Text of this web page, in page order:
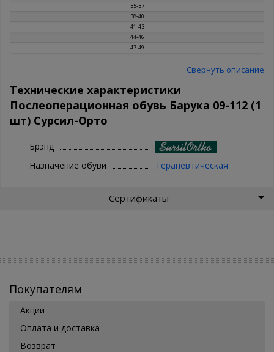
35-37
38-40
41-43
44-46
47-49
Свернуть описание
Технические характеристики
Послеоперационная обувь Барука 09-112 (1
шт) Сурсил-Орто
Брэнд
Назначение обуви
Терапевтическая
Сертификаты
Покупателям
Акции
Оплата и доставка
Возврат